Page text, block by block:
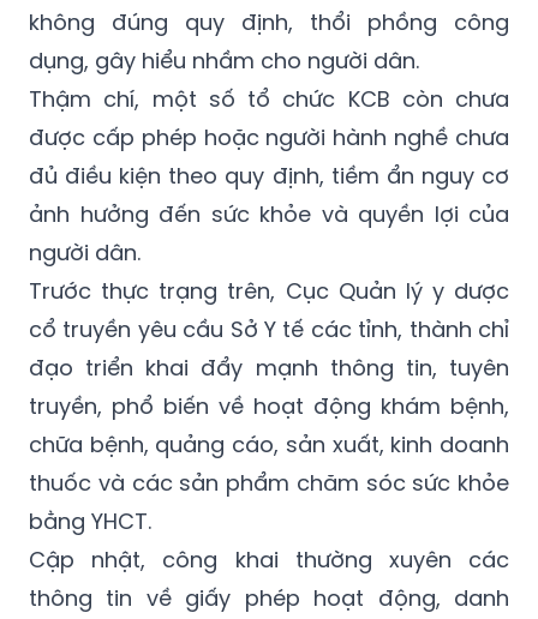
không đúng quy định, thổi phồng công
dụng, gây hiểu nhầm cho người dân.
Thậm chí, một số tổ chức KCB còn chưa
được cấp phép hoặc người hành nghề chưa
đủ điều kiện theo quy định, tiềm ẩn nguy cơ
ảnh hưởng đến sức khỏe và quyền lợi của
người dân.
Trước thực trạng trên, Cục Quản lý y dược
cổ truyền yêu cầu Sở Y tế các tỉnh, thành chỉ
đạo triển khai đẩy mạnh thông tin, tuyên
truyền, phổ biến về hoạt động khám bệnh,
chữa bệnh, quảng cáo, sản xuất, kinh doanh
thuốc và các sản phẩm chăm sóc sức khỏe
bằng YHCT.
Cập nhật, công khai thường xuyên các
thông tin về giấy phép hoạt động, danh